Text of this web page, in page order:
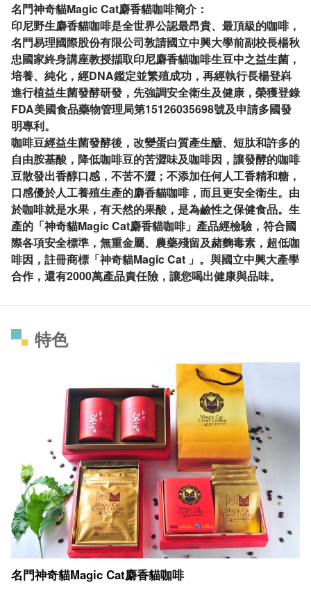
名門神奇貓Magic Cat麝香貓咖啡簡介：
印尼野生麝香貓咖啡是全世界公認最昂貴、最頂級的咖啡，
名門易理國際股份有限公司敦請國立中興大學前副校長楊秋
忠國家終身講座教授擷取印尼麝香貓咖啡生豆中之益生菌，
培養、純化，經DNA鑑定並繁殖成功，再經執行長楊登嵙
進行植益生菌發酵研發，先強調安全衛生及健康，榮獲登錄
FDA美國食品藥物管理局第15126035698號及申請多國發
明專利。
咖啡豆經益生菌發酵後，改變蛋白質產生醣、短肽和許多的
自由胺基酸，降低咖啡豆的苦澀味及咖啡因，讓發酵的咖啡
豆散發出香醇口感，不苦不澀；不添加任何人工香精和糖，
口感優於人工養殖生產的麝香貓咖啡，而且更安全衛生。由
於咖啡就是水果，有天然的果酸，是為鹼性之保健食品。生
產的「神奇貓Magic Cat麝香貓咖啡」產品經檢驗，符合國
際各項安全標準，無重金屬、農藥殘留及赭麴毒素，超低咖
啡因，註冊商標「神奇貓Magic Cat 」。與國立中興大產學
合作，還有2000萬產品責任險，讓您喝出健康與品味。
特色
名門神奇貓Magic Cat麝香貓咖啡